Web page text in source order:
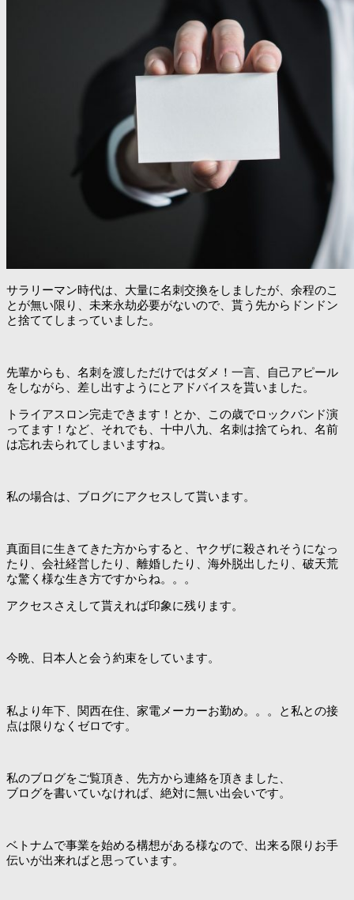
サラリーマン時代は、大量に名刺交換をしましたが、余程のこ
とが無い限り、未来永劫必要がないので、貰う先からドンドン
と捨ててしまっていました。
先輩からも、名刺を渡しただけではダメ！一言、自己アピール
をしながら、差し出すようにとアドバイスを貰いました。
トライアスロン完走できます！とか、この歳でロックバンド演
ってます！など、それでも、十中八九、名刺は捨てられ、名前
は忘れ去られてしまいますね。
私の場合は、ブログにアクセスして貰います。
真面目に生きてきた方からすると、ヤクザに殺されそうになっ
たり、会社経営したり、離婚したり、海外脱出したり、破天荒
な驚く様な生き方ですからね。。。
アクセスさえして貰えれば印象に残ります。
今晩、日本人と会う約束をしています。
私より年下、関西在住、家電メーカーお勤め。。。と私との接
点は限りなくゼロです。
私のブログをご覧頂き、先方から連絡を頂きました、
ブログを書いていなければ、絶対に無い出会いです。
ベトナムで事業を始める構想がある様なので、出来る限りお手
伝いが出来ればと思っています。